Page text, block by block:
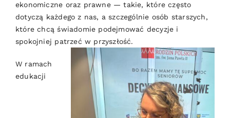
ekonomiczne oraz prawne — takie, które często
dotyczą każdego z nas, a szczególnie osób starszych,
które chcą świadomie podejmować decyzje i
spokojniej patrzeć w przyszłość.
W ramach
edukacji